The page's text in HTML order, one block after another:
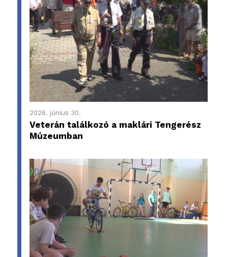
2026. június 30.
Veterán találkozó a maklári Tengerész
Múzeumban